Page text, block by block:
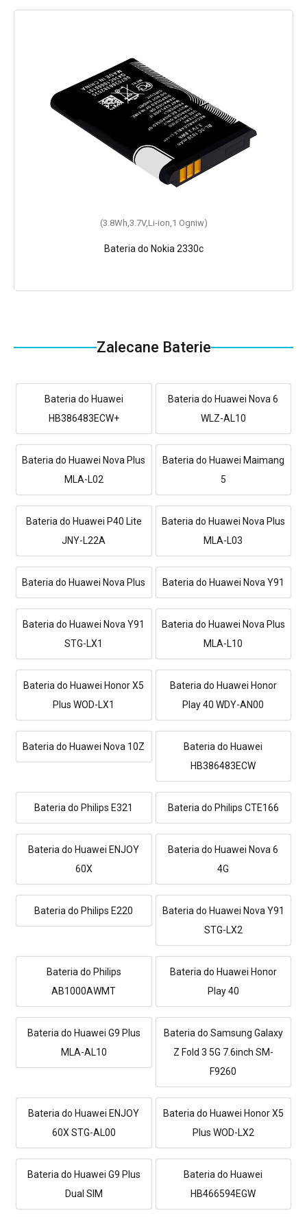
(3.8Wh,3.7V,Li-ion,1 Ogniw)
Bateria do Nokia 2330c
Zalecane Baterie
Bateria do Huawei
HB386483ECW+
Bateria do Huawei Nova 6
WLZ-AL10
Bateria do Huawei Nova Plus
MLA-L02
Bateria do Huawei Maimang
5
Bateria do Huawei P40 Lite
JNY-L22A
Bateria do Huawei Nova Plus
MLA-L03
Bateria do Huawei Nova Plus Bateria do Huawei Nova Y91
Bateria do Huawei Nova Y91
STG-LX1
Bateria do Huawei Nova Plus
MLA-L10
Bateria do Huawei Honor X5
Plus WOD-LX1
Bateria do Huawei Honor
Play 40 WDY-AN00
Bateria do Huawei Nova 10Z
Bateria do Huawei
HB386483ECW
Bateria do Philips E321 Bateria do Philips CTE166
Bateria do Huawei ENJOY
60X
Bateria do Huawei Nova 6
4G
Bateria do Philips E220
Bateria do Huawei Nova Y91
STG-LX2
Bateria do Philips
AB1000AWMT
Bateria do Huawei Honor
Play 40
Bateria do Huawei G9 Plus
MLA-AL10
Bateria do Samsung Galaxy
Z Fold 3 5G 7.6inch SM-
F9260
Bateria do Huawei ENJOY
60X STG-AL00
Bateria do Huawei Honor X5
Plus WOD-LX2
Bateria do Huawei G9 Plus
Dual SIM
Bateria do Huawei
HB466594EGW